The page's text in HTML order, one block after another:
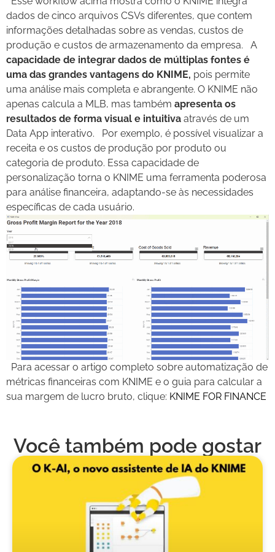
dados de cinco arquivos CSVs diferentes, que contem
informações detalhadas sobre as vendas, custos de
produção e custos de armazenamento da empresa.
A
capacidade de integrar dados de múltiplas fontes é
uma das grandes vantagens do KNIME, pois permite
uma análise mais completa e abrangente. O KNIME não
apenas calcula a MLB, mas também apresenta os
resultados de forma visual e intuitiva através de um
Data App interativo.
Por exemplo, é possível visualizar a
receita e os custos de produção por produto ou
categoria de produto. Essa capacidade de
personalização torna o KNIME uma ferramenta poderosa
para análise financeira, adaptando-se às necessidades
específicas de cada usuário.
Para acessar o artigo completo sobre automatização de
métricas financeiras com KNIME e o guia para calcular a
sua margem de lucro bruto, clique: KNIME FOR FINANCE
Você também pode gostar